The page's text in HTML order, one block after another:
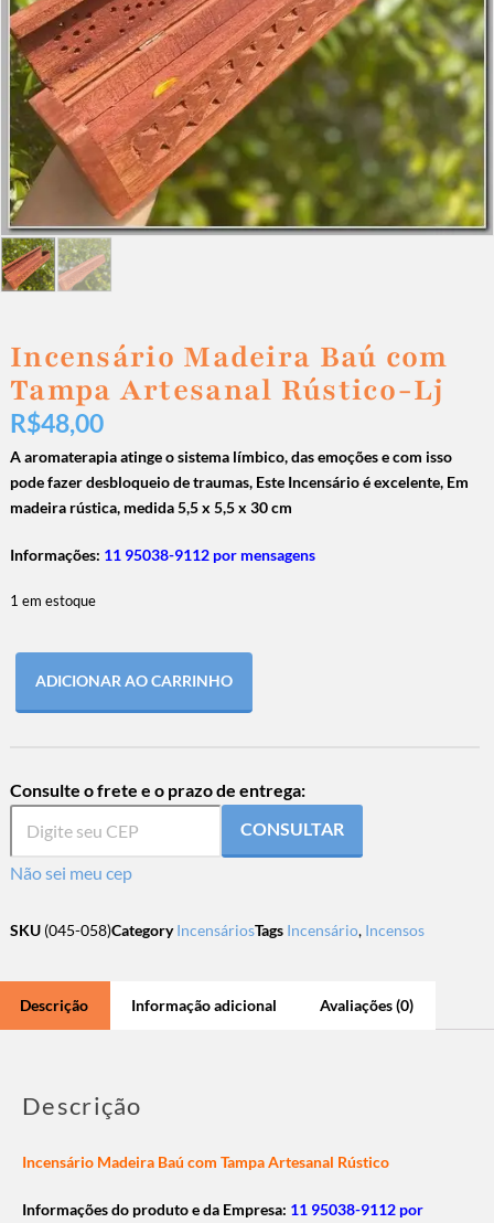
Incensário Madeira Baú com
Tampa Artesanal Rústico-Lj
R$48,00
A aromaterapia atinge o sistema límbico, das emoções e com isso
pode fazer desbloqueio de traumas, Este Incensário é excelente, Em
madeira rústica, medida5,5 x 5,5 x 30 cm
Informações: 11 95038-9112 por mensagens
1 em estoque
ADICIONAR AO CARRINHO
Consulte o frete e o prazo de entrega:
CONSULTAR
Não sei meu cep
SKU (045-058)Category IncensáriosTags Incensário, Incensos
Descrição Informação adicional Avaliações (0)
Descrição
Incensário Madeira Baú com Tampa Artesanal Rústico
Informações do produto e da Empresa: 11 95038-9112 por